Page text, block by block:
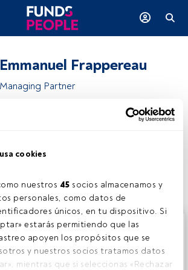
cookies
nuestros 45 socios almacenamos y
personales, como datos de
únicos, en tu dispositivo. Si
estarás permitiendo que las
apoyen los propósitos que se
y nuestros socios tratamos datos
mientras que si seleccionas «Rechazar
Emmanuel Frappereau
Managing Partner
exclusivo para los usuarios registrados
ya estás registrado, accede desde el
no tienes cuenta, te invitamos a
de todo el universo que ofrece